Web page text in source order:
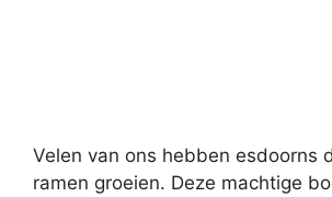
Velen van ons hebben esdoorns
ramen groeien. Deze machtige